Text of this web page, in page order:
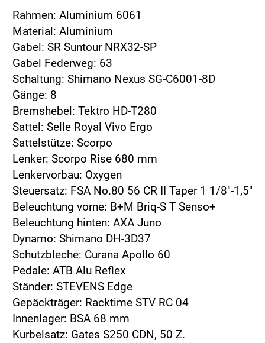
Rahmen: Aluminium 6061
Material: Aluminium
Gabel: SR Suntour NRX32-SP
Gabel Federweg: 63
Schaltung: Shimano Nexus SG-C6001-8D
Gänge: 8
Bremshebel: Tektro HD-T280
Sattel: Selle Royal Vivo Ergo
Sattelstütze: Scorpo
Lenker: Scorpo Rise 680 mm
Lenkervorbau: Oxygen
Steuersatz: FSA No.80 56 CR II Taper 1 1/8"-1,5"
Beleuchtung vorne: B+M Briq-S T Senso+
Beleuchtung hinten: AXA Juno
Dynamo: Shimano DH-3D37
Schutzbleche: Curana Apollo 60
Pedale: ATB Alu Reflex
Ständer: STEVENS Edge
Gepäckträger: Racktime STV RC 04
Innenlager: BSA 68 mm
Kurbelsatz: Gates S250 CDN, 50 Z.